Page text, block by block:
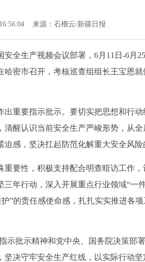
来源：石榴云/新疆日报
生产视频会议部署，6月11日-6月
密市召开，考核巡查组组长王宝恩
要指示批示。要切实把思想和行动
醒认识当前安全生产严峻形势，从
感，坚决扛起防范化解重大安全风险
性，积极支持配合明查暗访工作，
年行动，深入开展重点行业领域“一
”的责任感使命感，扎扎实实推进各
批示精神和党中央、国务院决策部
决守牢安全生产红线，以实际行动坚